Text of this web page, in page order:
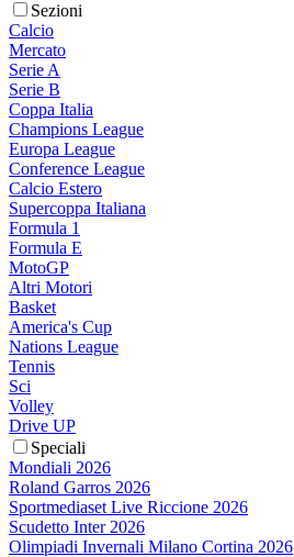
Sezioni
Calcio
Mercato
Serie A
Serie B
Coppa Italia
Champions League
Europa League
Conference League
Calcio Estero
Supercoppa Italiana
Formula 1
Formula E
MotoGP
Altri Motori
Basket
America's Cup
Nations League
Tennis
Sci
Volley
Drive UP
Speciali
Mondiali 2026
Roland Garros 2026
Sportmediaset Live Riccione 2026
Scudetto Inter 2026
Olimpiadi Invernali Milano Cortina 2026